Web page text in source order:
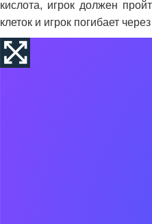
кислота, игрок должен
клеток и игрок погибает